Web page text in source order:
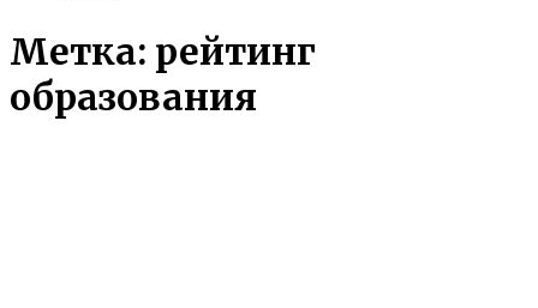
Метка: рейтинг
образования